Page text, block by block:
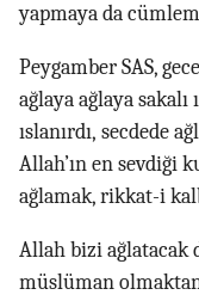
yapmaya da
Peygamber SAS,
ağlaya ağlaya
ıslanırdı, secdede
Allah’ın en sevdiği
ağlamak, rikkat-i
Allah bizi ağlatacak
müslüman